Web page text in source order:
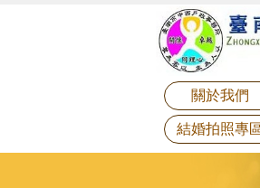
關於我們
結婚拍照專